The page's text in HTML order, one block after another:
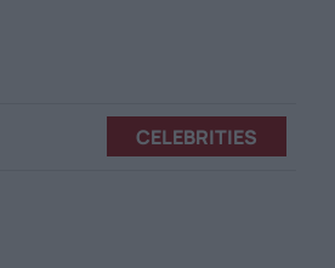
CELEBRITIES